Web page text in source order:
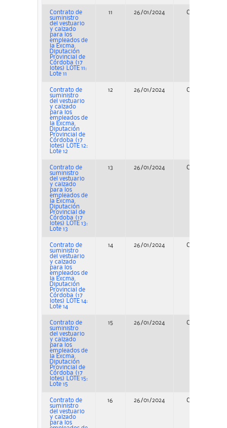
Contrato de
suministro
del vestuario
y calzado
para los
empleados de
la Excma.
Diputación
Provincial de
Córdoba (17
lotes) LOTE 11:
Lote 11
11 26/01/2024 Concurso
Contrato de
suministro
del vestuario
y calzado
para los
empleados de
la Excma.
Diputación
Provincial de
Córdoba (17
lotes) LOTE 12:
Lote 12
12 26/01/2024 Concurso
Contrato de
suministro
del vestuario
y calzado
para los
empleados de
la Excma.
Diputación
Provincial de
Córdoba (17
lotes) LOTE 13:
Lote 13
13 26/01/2024 Concurso
Contrato de
suministro
del vestuario
y calzado
para los
empleados de
la Excma.
Diputación
Provincial de
Córdoba (17
lotes) LOTE 14:
Lote 14
14 26/01/2024 Concurso
Contrato de
suministro
del vestuario
y calzado
para los
empleados de
la Excma.
Diputación
Provincial de
Córdoba (17
lotes) LOTE 15:
Lote 15
15 26/01/2024 Concurso
Contrato de
suministro
del vestuario
y calzado
para los
16 26/01/2024 Concurso